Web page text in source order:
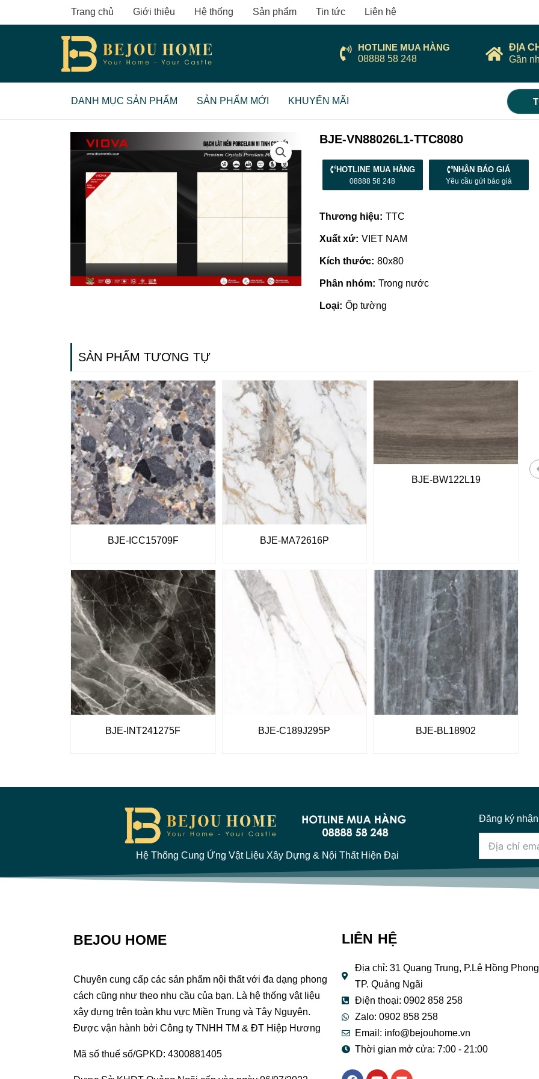
to
Trang chủ Giới thiệu Hệ thống Sản phẩm Tin tức Liên hệ
HOTLINE MUA HÀNG
08888 58 248
ĐỊA
Gần
DANH MỤC SẢN PHẨM SẢN PHẨM MỚI KHUYẾN MÃI
BJE-VN88026L1-TTC8080
HOTLINE MUA HÀNG
08888 58 248
NHẬN BÁO GIÁ
Yêu cầu gửi báo giá
Thương hiệu: TTC
Xuất xứ: VIET NAM
Kích thước: 80x80
Phân nhóm: Trong nước
Loại: Ốp tường
SẢN PHẨM TƯƠNG TỰ
BJE-ICC15709F BJE-MA72616P
BJE-BW122L19
BJE-INT241275F BJE-C189J295P BJE-BL18902
Hệ Thống Cung Ứng Vật Liệu Xây Dựng & Nội Thất Hiện Đại
Đăng ký
BEJOU HOME
Chuyên cung cấp các sản phẩm nội thất với đa dạng phong
cách cũng như theo nhu cầu của bạn. Là hệ thống vật liệu
xây dựng trên toàn khu vực Miền Trung và Tây Nguyên.
Được vận hành bởi Công ty TNHH TM & ĐT Hiệp Hương
Mã số thuế số/GPKD: 4300881405
LIÊN HỆ
Địa chỉ: 31 Quang Trung, P.Lê Hồng
TP. Quảng Ngãi
Điện thoại: 0902 858 258
Zalo: 0902 858 258
Email: info@bejouhome.vn
Thời gian mở cửa: 7:00 - 21:00
F Y E